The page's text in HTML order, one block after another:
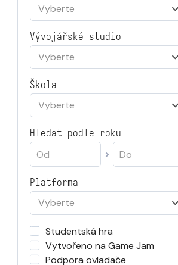
Vyberte
Vývojářské studio
Vyberte
Škola
Vyberte
Hledat podle roku
Platforma
Vyberte
Studentská hra
Vytvořeno na Game Jam
Podpora ovladače